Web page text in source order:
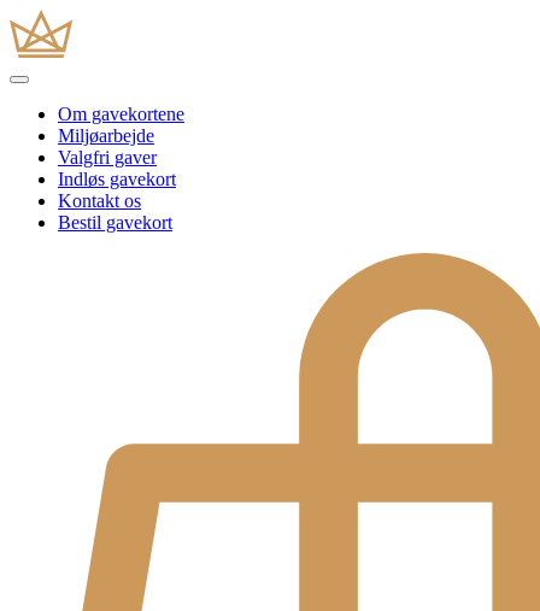
Om gavekortene
Miljøarbejde
Valgfri gaver
Indløs gavekort
Kontakt os
Bestil gavekort